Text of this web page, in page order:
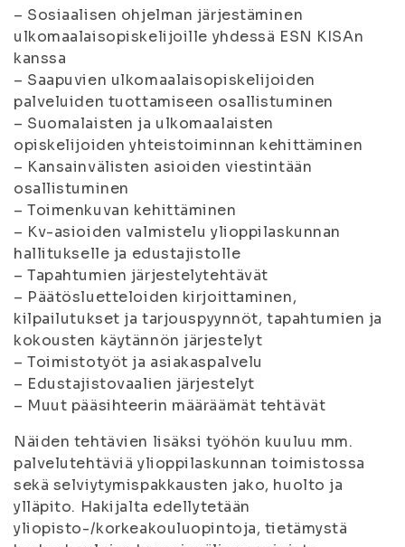
– Sosiaalisen ohjelman järjestäminen
ulkomaalaisopiskelijoille yhdessä ESN KISAn
kanssa
– Saapuvien ulkomaalaisopiskelijoiden
palveluiden tuottamiseen osallistuminen
– Suomalaisten ja ulkomaalaisten
opiskelijoiden yhteistoiminnan kehittäminen
– Kansainvälisten asioiden viestintään
osallistuminen
– Toimenkuvan kehittäminen
– Kv-asioiden valmistelu ylioppilaskunnan
hallitukselle ja edustajistolle
– Tapahtumien järjestelytehtävät
– Päätösluetteloiden kirjoittaminen,
kilpailutukset ja tarjouspyynnöt, tapahtumien ja
kokousten käytännön järjestelyt
– Toimistotyöt ja asiakaspalvelu
– Edustajistovaalien järjestelyt
– Muut pääsihteerin määräämät tehtävät
Näiden tehtävien lisäksi työhön kuuluu mm.
palvelutehtäviä ylioppilaskunnan toimistossa
sekä selviytymispakkausten jako, huolto ja
ylläpito. Hakijalta edellytetään
yliopisto-/korkeakouluopintoja, tietämystä